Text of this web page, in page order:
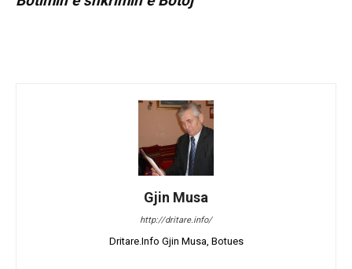
Gjin Musa
http://dritare.info/
Dritare.Info Gjin Musa, Botues